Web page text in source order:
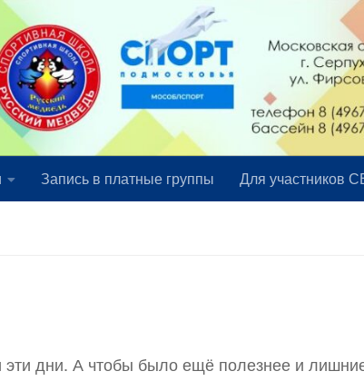
Запись в платные группы Для участников
эти дни. А чтобы было ещё полезнее и